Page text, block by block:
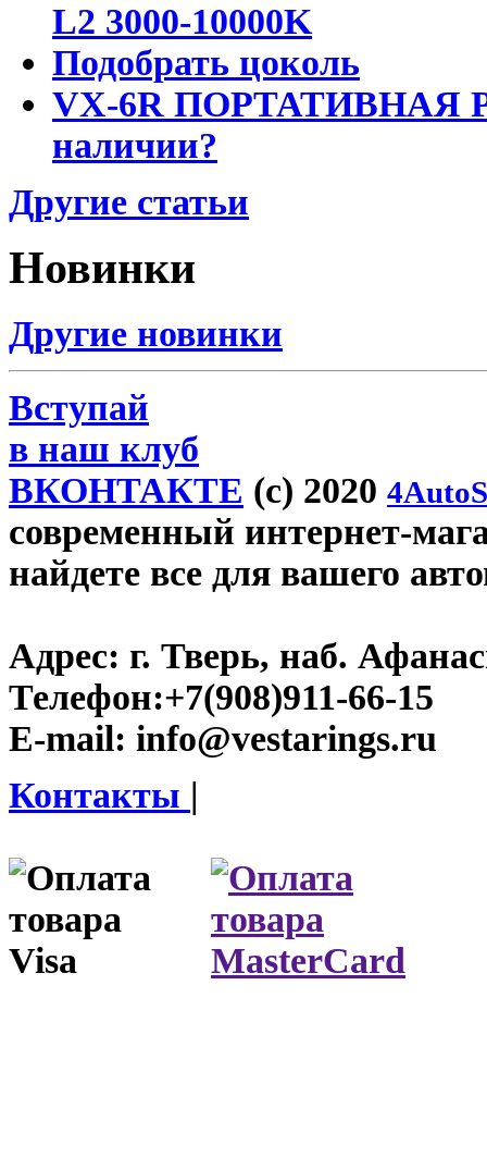
L2 3000-10000K
Подобрать цоколь
VX-6R ПОРТАТИВНАЯ
наличии?
Другие статьи
Новинки
Другие новинки
Вступай
в наш клуб
ВКОНТАКТЕ (c) 2020
современный интернет-
найдете все для вашего
Адрес: г. Тверь, наб.
Телефон:+7(908)911-66-15
E-mail: info@vestarings.ru
Контакты |